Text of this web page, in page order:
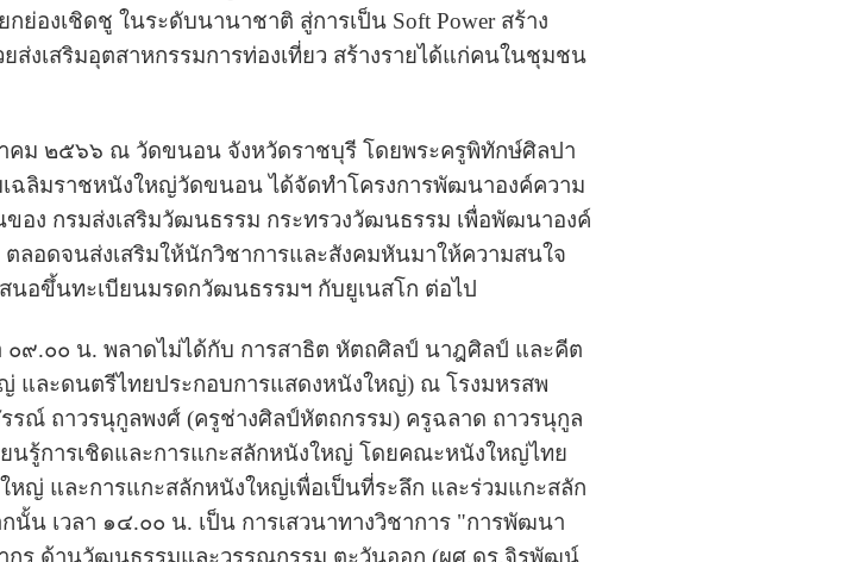
องเชิดชู ในระดับนานาชาติ สู่การเป็น Soft Power สร้าง
งเสริมอุตสาหกรรมการท่องเที่ยว สร้างรายได้แก่คนในชุมชน
ม ๒๕๖๖ ณ วัดขนอน จังหวัดราชบุรี โดยพระครูพิทักษ์ศิลปา
ฉลิมราชหนังใหญ่วัดขนอน ได้จัดทำโครงการพัฒนาองค์ความ
ง กรมส่งเสริมวัฒนธรรม กระทรวงวัฒนธรรม เพื่อพัฒนาองค์
อดจนส่งเสริมให้นักวิชาการและสังคมหันมาให้ความสนใจ
อขึ้นทะเบียนมรดกวัฒนธรรมฯ กับยูเนสโก ต่อไป
.๐๐ น. พลาดไม่ได้กับ การสาธิต หัตถศิลป์ นาฎศิลป์ และคีต
และดนตรีไทยประกอบการแสดงหนังใหญ่) ณ โรงมหรสพ
ณ์ ถาวรนุกูลพงศ์ (ครูช่างศิลป์หัตถกรรม) ครูฉลาด ถาวรนุกูล
นรู้การเชิดและการแกะสลักหนังใหญ่ โดยคณะหนังใหญ่ไทย
หญ่ และการแกะสลักหนังใหญ่เพื่อเป็นที่ระลึก และร่วมแกะสลัก
น เวลา ๑๔.๐๐ น. เป็น การเสวนาทางวิชาการ "การพัฒนา
กร ด้านวัฒนธรรมและวรรณกรรม ตะวันออก (ผศ.ดร.จิรพัฒน์